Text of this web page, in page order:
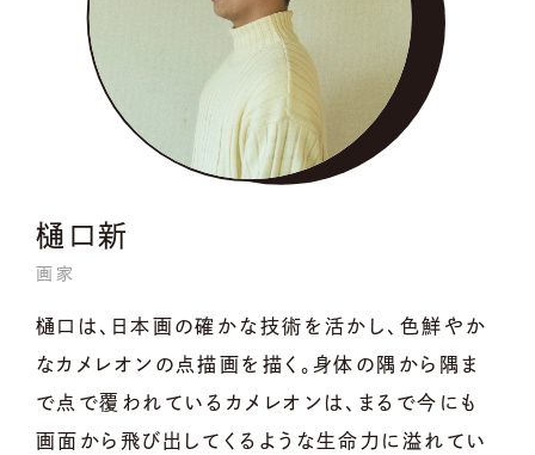
樋口新
画家
樋口は、日本画の確かな技術を活かし、色鮮やか
なカメレオンの点描画を描く。身体の隅から隅ま
で点で覆われているカメレオンは、まるで今にも
画面から飛び出してくるような生命力に溢れてい